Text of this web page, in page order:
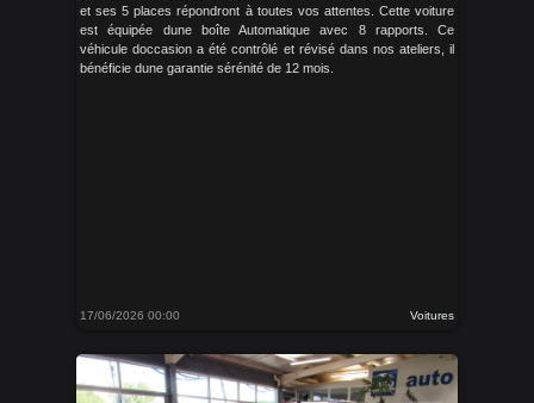
et ses 5 places répondront à toutes vos attentes. Cette voiture
est équipée dune boîte Automatique avec 8 rapports. Ce
véhicule doccasion a été contrôlé et révisé dans nos ateliers, il
bénéficie dune garantie sérénité de 12 mois.
17/06/2026 00:00 Voitures